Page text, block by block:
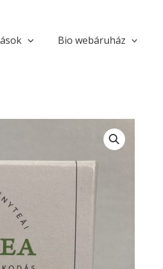
Bio webáruház